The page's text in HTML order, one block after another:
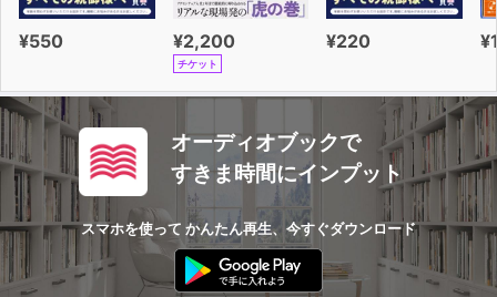
¥550 ¥2,200
チケット
¥220
オーディオブックで
すきま時間にインプット
スマホを使って かんたん再生、今すぐダウンロード